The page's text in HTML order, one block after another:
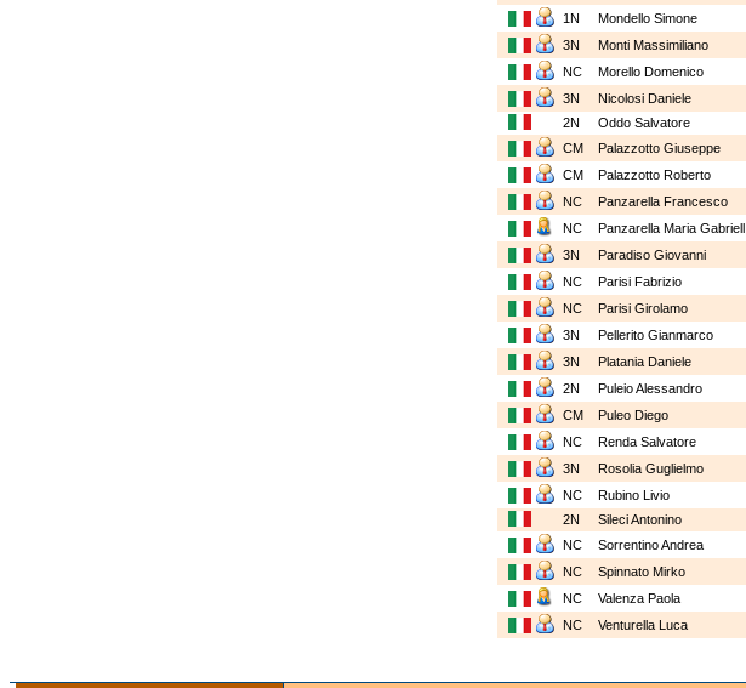
1N
Mondello Simone
3N
Monti Massimiliano
NC
Morello Domenico
3N
Nicolosi Daniele
2N
Oddo Salvatore
CM
Palazzotto Giuseppe
CM
Palazzotto Roberto
NC
Panzarella Francesco
NC
Panzarella Maria Gabriell
3N
Paradiso Giovanni
NC
Parisi Fabrizio
NC
Parisi Girolamo
3N
Pellerito Gianmarco
3N
Platania Daniele
2N
Puleio Alessandro
CM
Puleo Diego
NC
Renda Salvatore
3N
Rosolia Guglielmo
NC
Rubino Livio
2N
Sileci Antonino
NC
Sorrentino Andrea
NC
Spinnato Mirko
NC
Valenza Paola
NC
Venturella Luca